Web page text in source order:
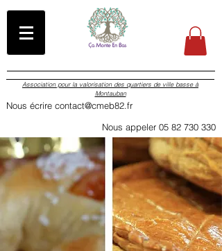
Association pour la valorisation des quartiers de ville basse à
Montauban
Nous écrire contact@cmeb82.fr
Nous appeler 05 82 730 330